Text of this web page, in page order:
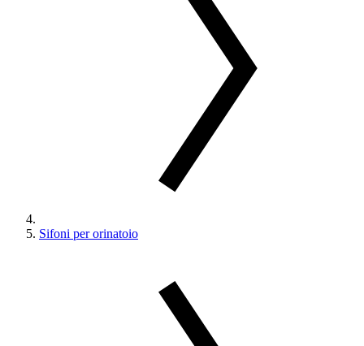
Sifoni per orinatoio